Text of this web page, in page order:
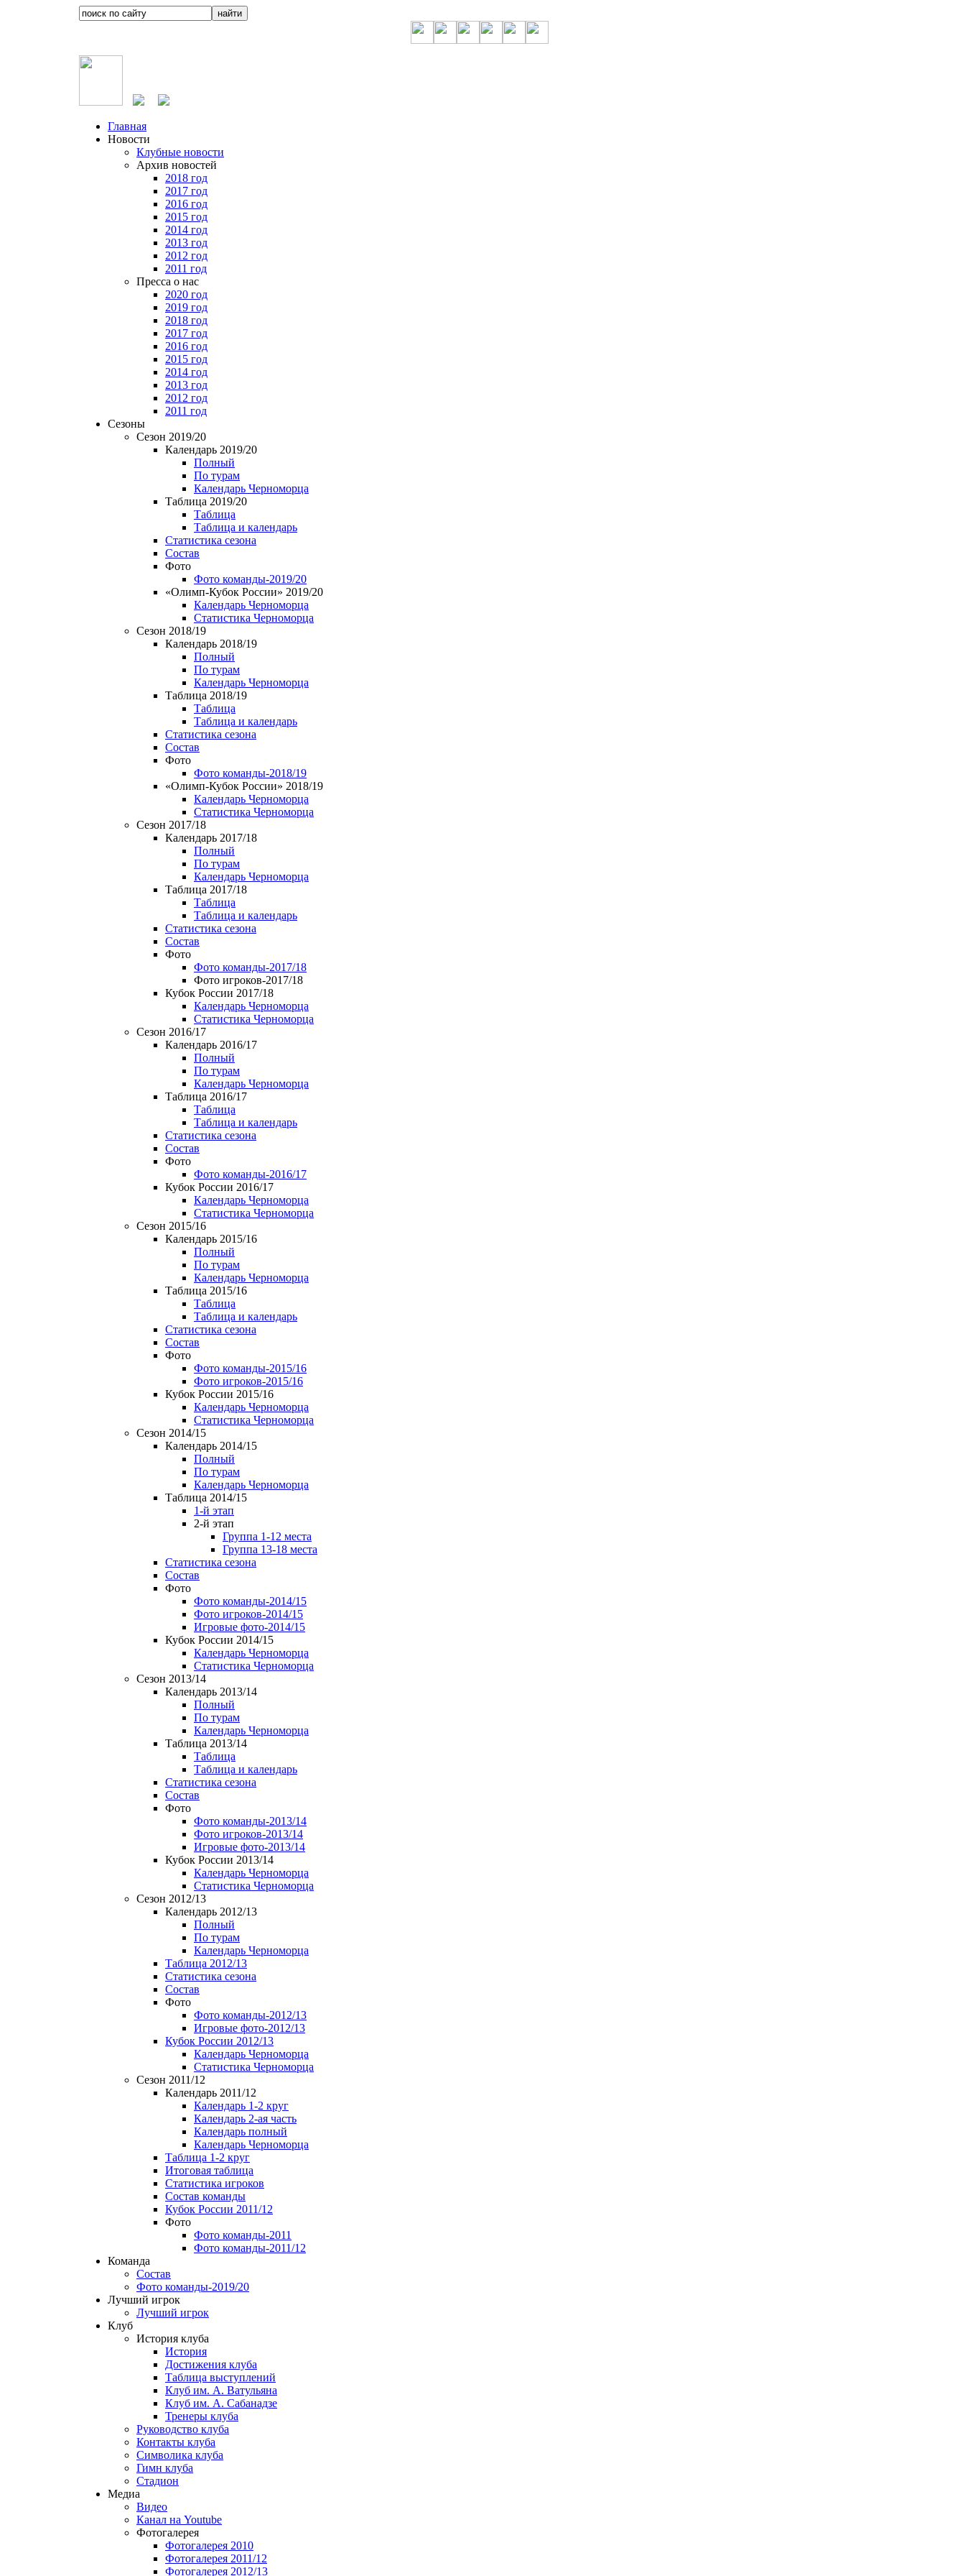
Главная
Новости
Клубные новости
Архив новостей
2018 год
2017 год
2016 год
2015 год
2014 год
2013 год
2012 год
2011 год
Пресса о нас
2020 год
2019 год
2018 год
2017 год
2016 год
2015 год
2014 год
2013 год
2012 год
2011 год
Сезоны
Сезон 2019/20
Календарь 2019/20
Полный
По турам
Календарь Черноморца
Таблица 2019/20
Таблица
Таблица и календарь
Статистика сезона
Состав
Фото
Фото команды-2019/20
«Олимп-Кубок России» 2019/20
Календарь Черноморца
Статистика Черноморца
Сезон 2018/19
Календарь 2018/19
Полный
По турам
Календарь Черноморца
Таблица 2018/19
Таблица
Таблица и календарь
Статистика сезона
Состав
Фото
Фото команды-2018/19
«Олимп-Кубок России» 2018/19
Календарь Черноморца
Статистика Черноморца
Сезон 2017/18
Календарь 2017/18
Полный
По турам
Календарь Черноморца
Таблица 2017/18
Таблица
Таблица и календарь
Статистика сезона
Состав
Фото
Фото команды-2017/18
Фото игроков-2017/18
Кубок России 2017/18
Календарь Черноморца
Статистика Черноморца
Сезон 2016/17
Календарь 2016/17
Полный
По турам
Календарь Черноморца
Таблица 2016/17
Таблица
Таблица и календарь
Статистика сезона
Состав
Фото
Фото команды-2016/17
Кубок России 2016/17
Календарь Черноморца
Статистика Черноморца
Сезон 2015/16
Календарь 2015/16
Полный
По турам
Календарь Черноморца
Таблица 2015/16
Таблица
Таблица и календарь
Статистика сезона
Состав
Фото
Фото команды-2015/16
Фото игроков-2015/16
Кубок России 2015/16
Календарь Черноморца
Статистика Черноморца
Сезон 2014/15
Календарь 2014/15
Полный
По турам
Календарь Черноморца
Таблица 2014/15
1-й этап
2-й этап
Группа 1-12 места
Группа 13-18 места
Статистика сезона
Состав
Фото
Фото команды-2014/15
Фото игроков-2014/15
Игровые фото-2014/15
Кубок России 2014/15
Календарь Черноморца
Статистика Черноморца
Сезон 2013/14
Календарь 2013/14
Полный
По турам
Календарь Черноморца
Таблица 2013/14
Таблица
Таблица и календарь
Статистика сезона
Состав
Фото
Фото команды-2013/14
Фото игроков-2013/14
Игровые фото-2013/14
Кубок России 2013/14
Календарь Черноморца
Статистика Черноморца
Сезон 2012/13
Календарь 2012/13
Полный
По турам
Календарь Черноморца
Таблица 2012/13
Статистика сезона
Состав
Фото
Фото команды-2012/13
Игровые фото-2012/13
Кубок России 2012/13
Календарь Черноморца
Статистика Черноморца
Сезон 2011/12
Календарь 2011/12
Календарь 1-2 круг
Календарь 2-ая часть
Календарь полный
Календарь Черноморца
Таблица 1-2 круг
Итоговая таблица
Статистика игроков
Состав команды
Кубок России 2011/12
Фото
Фото команды-2011
Фото команды-2011/12
Команда
Состав
Фото команды-2019/20
Лучший игрок
Лучший игрок
Клуб
История клуба
История
Достижения клуба
Таблица выступлений
Клуб им. А. Ватульяна
Клуб им. А. Сабанадзе
Тренеры клуба
Руководство клуба
Контакты клуба
Символика клуба
Гимн клуба
Стадион
Медиа
Видео
Канал на Youtube
Фотогалерея
Фотогалерея 2010
Фотогалерея 2011/12
Фотогалерея 2012/13